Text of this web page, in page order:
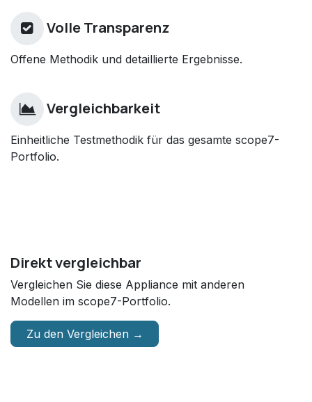
Volle Transparenz
Offene Methodik und detaillierte Ergebnisse.
Vergleichbarkeit
Einheitliche Testmethodik für das gesamte scope7-
Portfolio.
Direkt vergleichbar
Vergleichen Sie diese Appliance mit anderen
Modellen im scope7-Portfolio.
Zu den Vergleichen →